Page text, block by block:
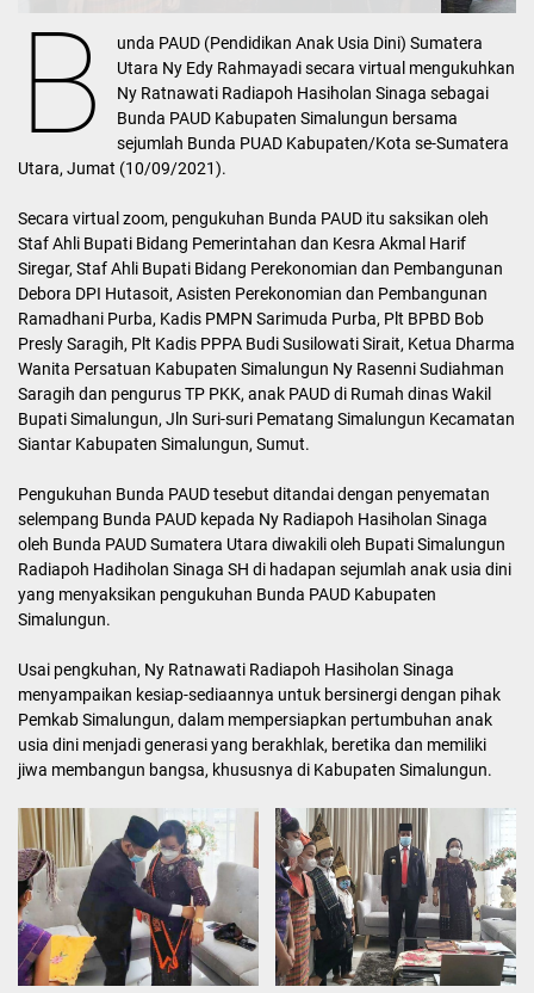
B
unda PAUD (Pendidikan Anak Usia Dini) Sumatera
Utara Ny Edy Rahmayadi secara virtual mengukuhkan
Ny Ratnawati Radiapoh Hasiholan Sinaga sebagai
Bunda PAUD Kabupaten Simalungun bersama
sejumlah Bunda PUAD Kabupaten/Kota se-Sumatera
Utara, Jumat (10/09/2021).
Secara virtual zoom, pengukuhan Bunda PAUD itu saksikan oleh
Staf Ahli Bupati Bidang Pemerintahan dan Kesra Akmal Harif
Siregar, Staf Ahli Bupati Bidang Perekonomian dan Pembangunan
Debora DPI Hutasoit, Asisten Perekonomian dan Pembangunan
Ramadhani Purba, Kadis PMPN Sarimuda Purba, Plt BPBD Bob
Presly Saragih, Plt Kadis PPPA Budi Susilowati Sirait, Ketua Dharma
Wanita Persatuan Kabupaten Simalungun Ny Rasenni Sudiahman
Saragih dan pengurus TP PKK, anak PAUD di Rumah dinas Wakil
Bupati Simalungun, Jln Suri-suri Pematang Simalungun Kecamatan
Siantar Kabupaten Simalungun, Sumut.
Pengukuhan Bunda PAUD tesebut ditandai dengan penyematan
selempang Bunda PAUD kepada Ny Radiapoh Hasiholan Sinaga
oleh Bunda PAUD Sumatera Utara diwakili oleh Bupati Simalungun
Radiapoh Hadiholan Sinaga SH di hadapan sejumlah anak usia dini
yang menyaksikan pengukuhan Bunda PAUD Kabupaten
Simalungun.
Usai pengkuhan, Ny Ratnawati Radiapoh Hasiholan Sinaga
menyampaikan kesiap-sediaannya untuk bersinergi dengan pihak
Pemkab Simalungun, dalam mempersiapkan pertumbuhan anak
usia dini menjadi generasi yang berakhlak, beretika dan memiliki
jiwa membangun bangsa, khususnya di Kabupaten Simalungun.